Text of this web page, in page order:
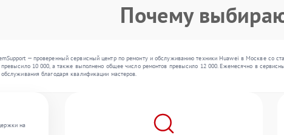
Почему
— проверенный сервисный центр по ремонту и обслуживанию техники Huawei в Москве со
превысило 10 000, а также выполнено общее число ремонтов превысило 12 000. Ежемесячно в
обслуживания благодаря квалификации мастеров.
на